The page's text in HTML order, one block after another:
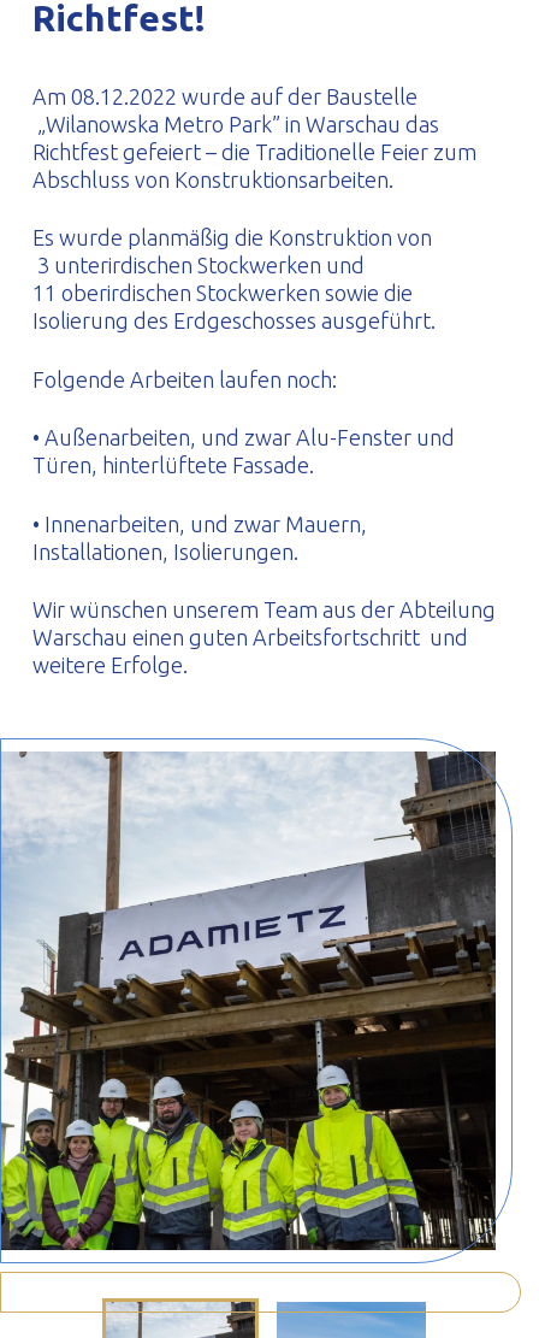
PROFILAR – kaltgeformte Profile
PL
Richtfest!
Am 08.12.2022 wurde auf der Baustelle
„Wilanowska Metro Park” in Warschau das
Richtfest gefeiert – die Traditionelle Feier zum
Abschluss von Konstruktionsarbeiten.
Es wurde planmäßig die Konstruktion von
3 unterirdischen Stockwerken und
11 oberirdischen Stockwerken sowie die
Isolierung des Erdgeschosses ausgeführt.
Folgende Arbeiten laufen noch:
• Außenarbeiten, und zwar Alu-Fenster und
Türen, hinterlüftete Fassade.
• Innenarbeiten, und zwar Mauern,
Installationen, Isolierungen.
Wir wünschen unserem Team aus der Abteilung
Warschau einen guten Arbeitsfortschritt und
weitere Erfolge.